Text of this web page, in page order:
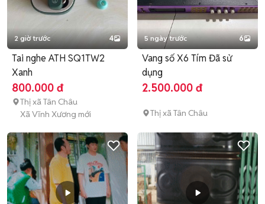
2 giờ trước 4
Tai nghe ATH SQ1TW2
Xanh
800.000 đ
Thị xã Tân Châu
Xã Vĩnh Xương mới
5 ngày trước 6
Vang số X6 Tím Đã sử
dụng
2.500.000 đ
Thị xã Tân Châu